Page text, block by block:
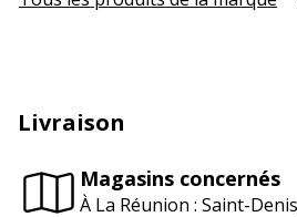
Livraison
Magasins concernés
À La Réunion : Saint-